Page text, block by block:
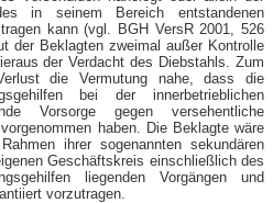
in seinem Bereich entstandenen
kann (vgl. BGH VersR 2001, 526
der Beklagten zweimal außer Kontrolle
der Verdacht des Diebstahls. Zum
die Vermutung nahe, dass die
bei der innerbetrieblichen
Vorsorge gegen versehentliche
haben. Die Beklagte wäre
ihrer sogenannten sekundären
Geschäftskreis einschließlich des
liegenden Vorgängen und
vorzutragen.